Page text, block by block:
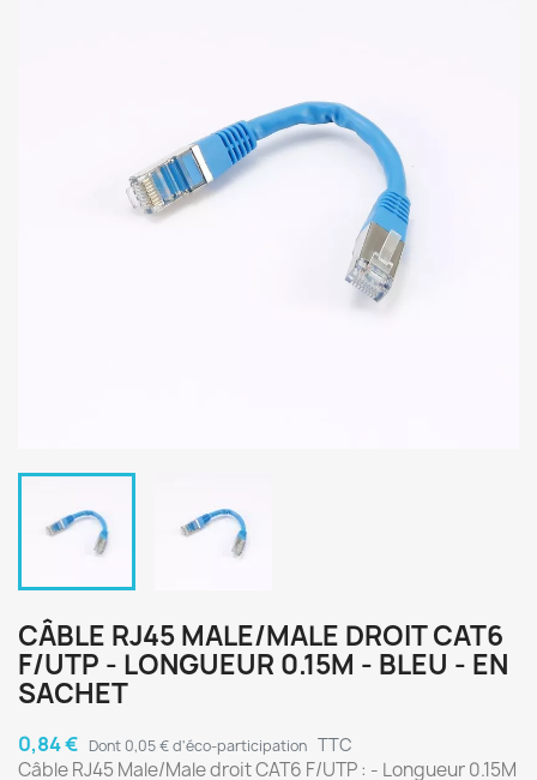
CÂBLE RJ45 MALE/MALE DROIT CAT6
F/UTP - LONGUEUR 0.15M - BLEU - EN
SACHET
0,84 € Dont 0,05 € d'éco-participation TTC
Câble RJ45 Male/Male droit CAT6 F/UTP : - Longueur 0.15M